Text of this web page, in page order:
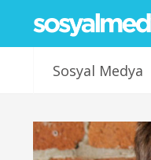
Sosyal Medya